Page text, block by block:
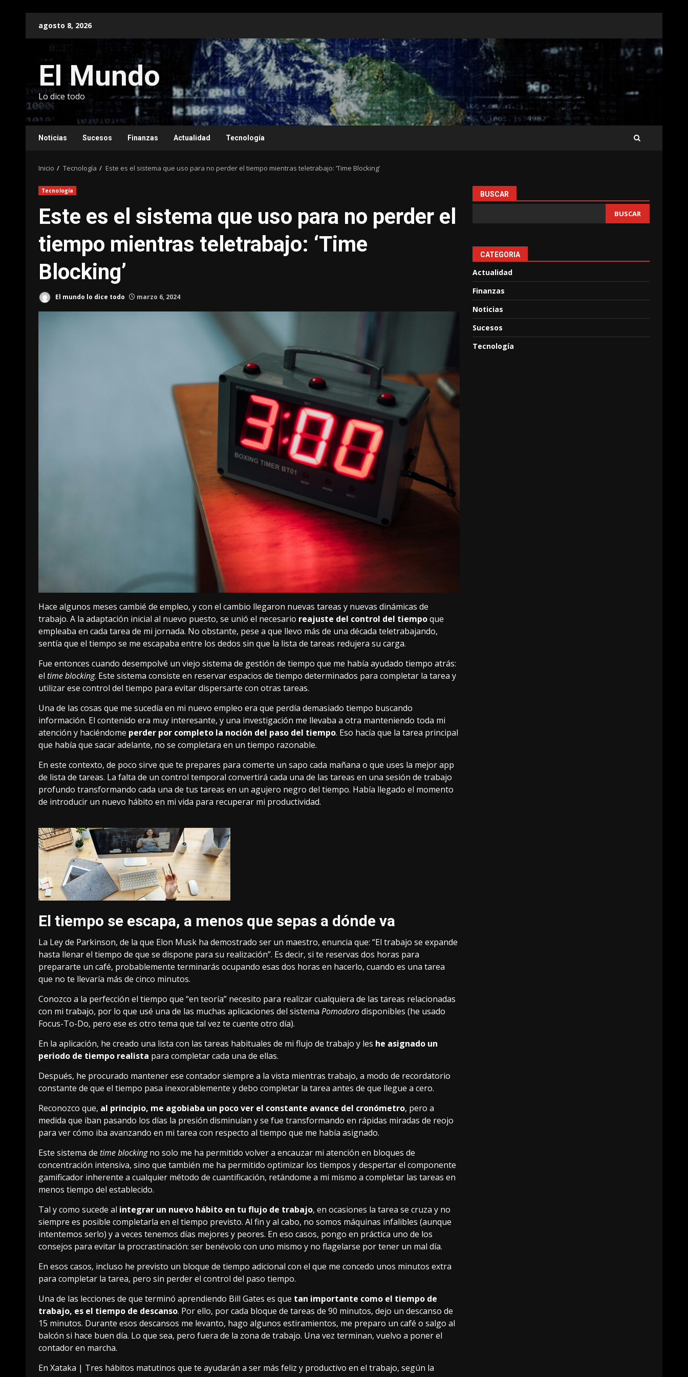
agosto 8, 2026
El Mundo
Lo dice todo
Noticias Sucesos Finanzas Actualidad Tecnología
Inicio Tecnología Este es el sistema que uso para no perder el tiempo mientras teletrabajo: ‘Time Blocking’
Tecnología
Este es el sistema que uso para no perder el
tiempo mientras teletrabajo: ‘Time
Blocking’
El mundo lo dice todo marzo 6, 2024
Hace algunos meses cambié de empleo, y con el cambio llegaron nuevas tareas y nuevas dinámicas de
trabajo. A la adaptación inicial al nuevo puesto, se unió el necesario reajuste del control del tiempoque
empleaba en cada tarea de mi jornada. No obstante, pese a que llevo más de una década teletrabajando,
sentía que el tiempo se me escapaba entre los dedos sin que la lista de tareas redujera su carga.
Fue entonces cuando desempolvé un viejo sistema de gestión de tiempo que me había ayudado tiempo atrás:
el time blocking. Este sistema consiste en reservar espacios de tiempo determinados para completar la tarea y
utilizar ese control del tiempo para evitar dispersarte con otras tareas.
Una de las cosas que me sucedía en mi nuevo empleo era que perdía demasiado tiempo buscando
información. El contenido era muy interesante, y una investigación me llevaba a otra manteniendo toda mi
atención y haciéndome perder por completo la noción del paso del tiempo. Eso hacía que la tarea principal
que había que sacar adelante, no se completara en un tiempo razonable.
En este contexto, de poco sirve que te prepares para comerte un sapo cada mañana o que uses la mejor app
de lista de tareas. La falta de un control temporal convertirá cada una de las tareas en una sesión de trabajo
profundo transformando cada una de tus tareas en un agujero negro del tiempo. Había llegado el momento
de introducir un nuevo hábito en mi vida para recuperar mi productividad.
El tiempo se escapa, a menos que sepas a dónde va
La Ley de Parkinson, de la que Elon Musk ha demostrado ser un maestro, enuncia que: “El trabajo se expande
hasta llenar el tiempo de que se dispone para su realización”. Es decir, si te reservas dos horas para
prepararte un café, probablemente terminarás ocupando esas dos horas en hacerlo, cuando es una tarea
que no te llevaría más de cinco minutos.
Conozco a la perfección el tiempo que “en teoría” necesito para realizar cualquiera de las tareas relacionadas
con mi trabajo, por lo que usé una de las muchas aplicaciones del sistema Pomodorodisponibles (he usado
Focus-To-Do, pero ese es otro tema que tal vez te cuente otro día).
En la aplicación, he creado una lista con las tareas habituales de mi flujo de trabajo y les he asignado un
periodo de tiempo realista para completar cada una de ellas.
Después, he procurado mantener ese contador siempre a la vista mientras trabajo, a modo de recordatorio
constante de que el tiempo pasa inexorablemente y debo completar la tarea antes de que llegue a cero.
Reconozco que, al principio, me agobiaba un poco ver el constante avance del cronómetro, pero a
medida que iban pasando los días la presión disminuían y se fue transformando en rápidas miradas de reojo
para ver cómo iba avanzando en mi tarea con respecto al tiempo que me había asignado.
Este sistema de time blockingno solo me ha permitido volver a encauzar mi atención en bloques de
concentración intensiva, sino que también me ha permitido optimizar los tiempos y despertar el componente
gamificador inherente a cualquier método de cuantificación, retándome a mi mismo a completar las tareas en
menos tiempo del establecido.
Tal y como sucede al integrar un nuevo hábito en tu flujo de trabajo, en ocasiones la tarea se cruza y no
siempre es posible completarla en el tiempo previsto. Al fin y al cabo, no somos máquinas infalibles (aunque
intentemos serlo) y a veces tenemos días mejores y peores. En eso casos, pongo en práctica uno de los
consejos para evitar la procrastinación: ser benévolo con uno mismo y no flagelarse por tener un mal día.
En esos casos, incluso he previsto un bloque de tiempo adicional con el que me concedo unos minutos extra
para completar la tarea, pero sin perder el control del paso tiempo.
Una de las lecciones de que terminó aprendiendo Bill Gates es que tan importante como el tiempo de
trabajo, es el tiempo de descanso. Por ello, por cada bloque de tareas de 90 minutos, dejo un descanso de
15 minutos. Durante esos descansos me levanto, hago algunos estiramientos, me preparo un café o salgo al
balcón si hace buen día. Lo que sea, pero fuera de la zona de trabajo. Una vez terminan, vuelvo a poner el
contador en marcha.
En Xataka | Tres hábitos matutinos que te ayudarán a ser más feliz y productivo en el trabajo, según la
BUSCAR
BUSCAR
CATEGORIA
Actualidad
Finanzas
Noticias
Sucesos
Tecnología